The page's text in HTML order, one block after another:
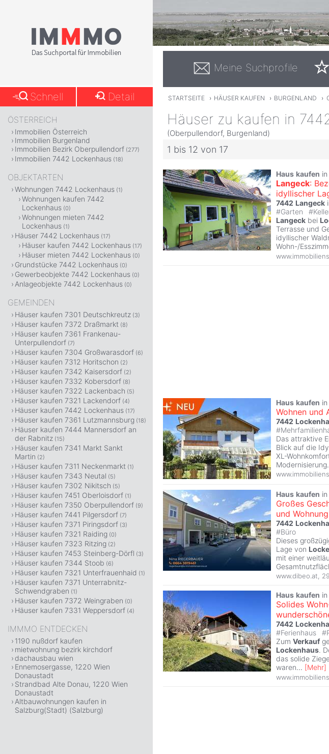
Meine Suchprofile
STARTSEITE › HÄUSER KAUFEN › BURGENLAND ›
Häuser zu kaufen in
(Oberpullendorf, Burgenland)
1 bis 12 von 17
Haus kaufen in
Langeck:
idyllischer
7442 Langeck
#Garten #
Langeck bei
Terrasse und
idyllischer
Wohn-/
Haus kaufen in
Wohnen und
7442
#
Das attraktive
Blick auf die
XL-
Modernisierung
Haus kaufen in
Großes
und
7442
#Büro
Dieses
Lage von
mit einer
www.dibeo.at,
Haus kaufen in
Solides
7442
#Ferienhaus #
Zum Verkauf
Lockenhaus.
das solide
waren... [Mehr]
Schnell Detail
ÖSTERREICH
Immobilien Österreich
Immobilien Burgenland
Immobilien Bezirk Oberpullendorf (277)
Immobilien 7442 Lockenhaus (18)
OBJEKTARTEN
Wohnungen 7442 Lockenhaus (1)
Wohnungen kaufen 7442
Lockenhaus (0)
Wohnungen mieten 7442
Lockenhaus (1)
Häuser 7442 Lockenhaus (17)
Häuser kaufen 7442 Lockenhaus (17)
Häuser mieten 7442 Lockenhaus (0)
Grundstücke 7442 Lockenhaus (0)
Gewerbeobjekte 7442 Lockenhaus (0)
Anlageobjekte 7442 Lockenhaus (0)
GEMEINDEN
Häuser kaufen 7301 Deutschkreutz (3)
Häuser kaufen 7372 Draßmarkt (8)
Häuser kaufen 7361 Frankenau-
Unterpullendorf (7)
Häuser kaufen 7304 Großwarasdorf (6)
Häuser kaufen 7312 Horitschon (2)
Häuser kaufen 7342 Kaisersdorf (2)
Häuser kaufen 7332 Kobersdorf (8)
Häuser kaufen 7322 Lackenbach (5)
Häuser kaufen 7321 Lackendorf (4)
Häuser kaufen 7442 Lockenhaus (17)
Häuser kaufen 7361 Lutzmannsburg (18)
Häuser kaufen 7444 Mannersdorf an
der Rabnitz (15)
Häuser kaufen 7341 Markt Sankt
Martin (2)
Häuser kaufen 7311 Neckenmarkt (1)
Häuser kaufen 7343 Neutal (5)
Häuser kaufen 7302 Nikitsch (5)
Häuser kaufen 7451 Oberloisdorf (1)
Häuser kaufen 7350 Oberpullendorf (9)
Häuser kaufen 7441 Pilgersdorf (7)
Häuser kaufen 7371 Piringsdorf (3)
Häuser kaufen 7321 Raiding (0)
Häuser kaufen 7323 Ritzing (2)
Häuser kaufen 7453 Steinberg-Dörfl (3)
Häuser kaufen 7344 Stoob (6)
Häuser kaufen 7321 Unterfrauenhaid (1)
Häuser kaufen 7371 Unterrabnitz-
Schwendgraben (1)
Häuser kaufen 7372 Weingraben (0)
Häuser kaufen 7331 Weppersdorf (4)
IMMMO ENTDECKEN
1190 nußdorf kaufen
mietwohnung bezirk kirchdorf
dachausbau wien
Ennemosergasse, 1220 Wien
Donaustadt
Strandbad Alte Donau, 1220 Wien
Donaustadt
Altbauwohnungen kaufen in
Salzburg(Stadt) (Salzburg)